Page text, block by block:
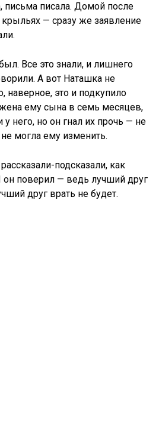
письма писала. Домой после
— сразу же заявление
Все это знали, и лишнего
А вот Наташка не
наверное, это и подкупило
ему сына в семь месяцев,
него, но он гнал их прочь — не
могла ему изменить.
подсказали, как
поверил — ведь лучший друг
друг врать не будет.